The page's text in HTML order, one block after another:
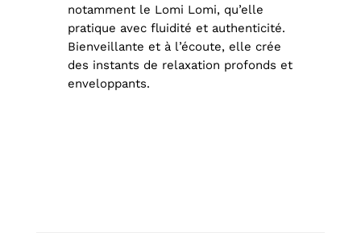
notamment le Lomi Lomi, qu’elle
pratique avec fluidité et authenticité.
Bienveillante et à l’écoute, elle crée
des instants de relaxation profonds et
enveloppants.